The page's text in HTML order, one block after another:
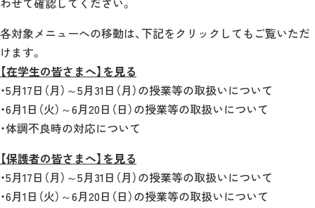
各対象メニューへの移動は、下記をクリックしてもご覧いただ
けます。
【在学生の皆さまへ】を見る
・5月17日（月）～5月31日（月）の授業等の取扱いについて
・6月1日（火）～6月20日（日）の授業等の取扱いについて
・体調不良時の対応について
【保護者の皆さまへ】を見る
・5月17日（月）～5月31日（月）の授業等の取扱いについて
・6月1日（火）～6月20日（日）の授業等の取扱いについて